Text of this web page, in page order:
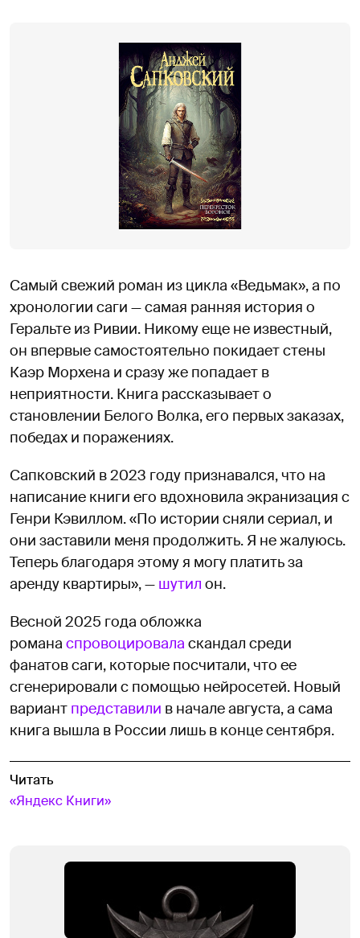
Самый свежий роман из цикла «Ведьмак», а по
хронологии саги — самая ранняя история о
Геральте из Ривии. Никому еще не известный,
он впервые самостоятельно покидает стены
Каэр Морхена и сразу же попадает в
неприятности. Книга рассказывает о
становлении Белого Волка, его первых заказах,
победах и поражениях.
Сапковский в 2023 году признавался, что на
написание книги его вдохновила экранизация с
Генри Кэвиллом. «По истории сняли сериал, и
они заставили меня продолжить. Я не жалуюсь.
Теперь благодаря этому я могу платить за
аренду квартиры», — шутил он.
Весной 2025 года обложка
романа спровоцировала скандал среди
фанатов саги, которые посчитали, что ее
сгенерировали с помощью нейросетей. Новый
вариант представили в начале августа, а сама
книга вышла в России лишь в конце сентября.
Читать
«Яндекс Книги»